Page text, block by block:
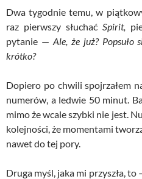
Dwa tygodnie temu, w
raz pierwszy słuchać Spirit,
pytanie — Ale, że już? Popsuło
krótko?
Dopiero po chwili spojrzałem
numerów, a ledwie 50 minut.
mimo że wcale szybki nie jest.
kolejności, że momentami
nawet do tej pory.
Druga myśl, jaka mi przyszła,